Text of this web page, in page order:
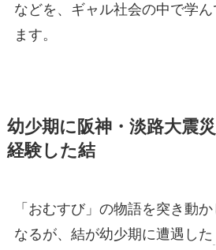
などを、ギャル社会の中で学
ます。
幼少期に阪神・淡路大震
経験した結
「おむすび」の物語を突き動
なるが、結が幼少期に遭遇した